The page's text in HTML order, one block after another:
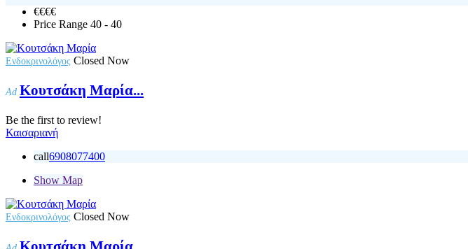
€€€€
Price Range 40 - 40
Ενδοκρινολόγος Closed Now
Ad Κουτσάκη Μαρία...
Be the first to review!
Καισαριανή
call6908077400
Show Map
Ενδοκρινολόγος Closed Now